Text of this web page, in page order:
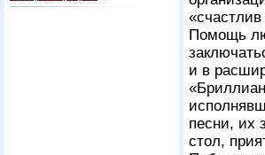
«счастлив
Помощь
и в
песни, их
стол,